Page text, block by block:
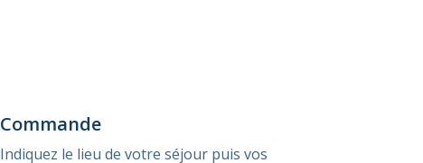
Commande
Indiquez le lieu de votre séjour puis vos